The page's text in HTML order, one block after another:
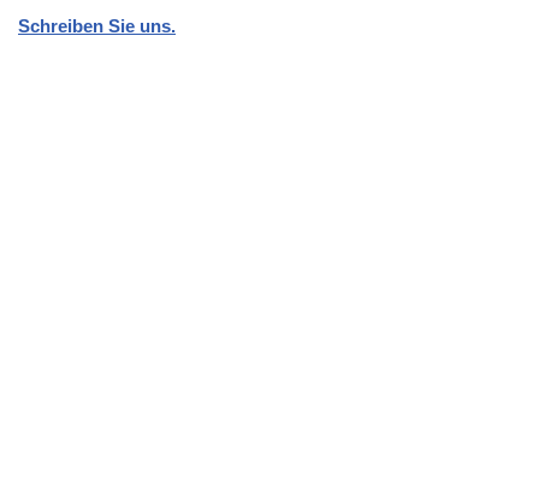
Schreiben Sie uns.